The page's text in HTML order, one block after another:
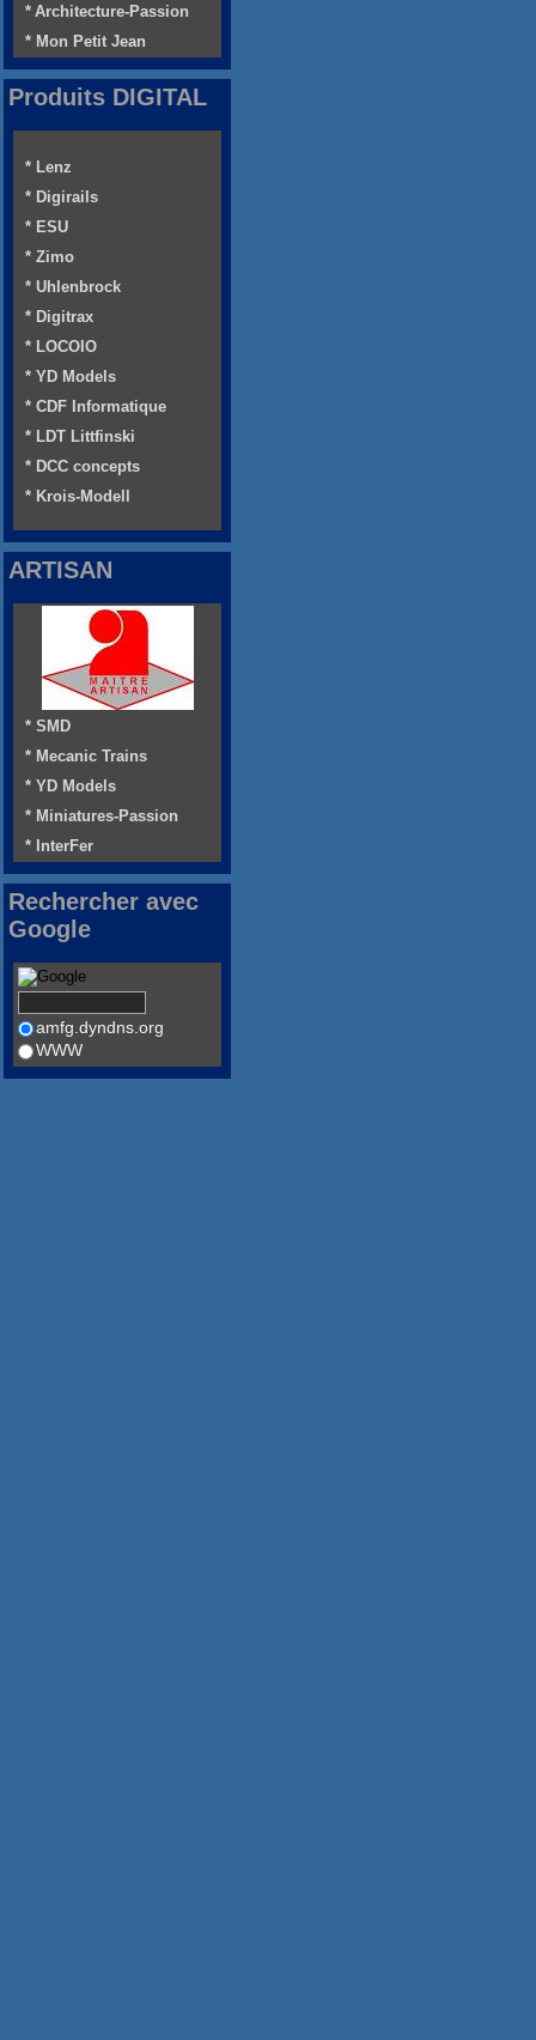
* Architecture-Passion
* Mon Petit Jean
Produits DIGITAL
* Lenz
* Digirails
* ESU
* Zimo
* Uhlenbrock
* Digitrax
* LOCOIO
* YD Models
* CDF Informatique
* LDT Littfinski
* DCC concepts
* Krois-Modell
ARTISAN
* SMD
* Mecanic Trains
* YD Models
* Miniatures-Passion
* InterFer
Rechercher avec
Google
amfg.dyndns.org
WWW